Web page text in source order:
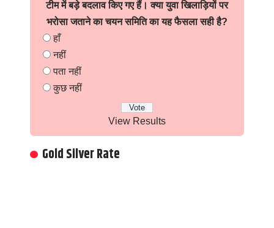
टीम में बड़े बदलाव किए गए हैं। क्या युवा खिलाड़ियों पर
भरोसा जताने का चयन समिति का यह फैसला सही है?
हाँ
नहीं
पता नहीं
कुछ नहीं
View Results
Gold Silver Rate